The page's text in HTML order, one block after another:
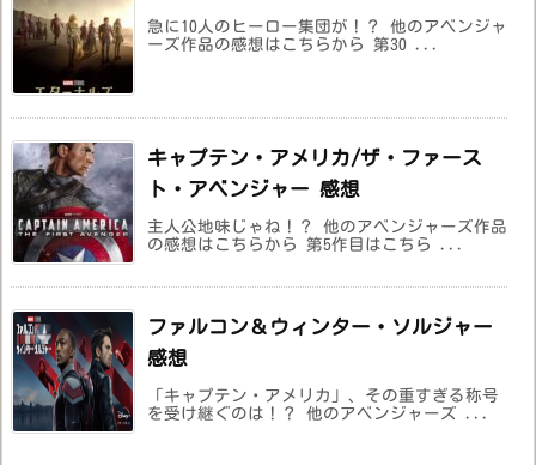
急に10人のヒーロー集団が！？ 他のアベンジャ
ーズ作品の感想はこちらから 第30 ...
キャプテン・アメリカ/ザ・ファース
ト・アベンジャー 感想
主人公地味じゃね！？ 他のアベンジャーズ作品
の感想はこちらから 第5作目はこちら ...
ファルコン＆ウィンター・ソルジャー
感想
「キャプテン・アメリカ」、その重すぎる称号
を受け継ぐのは！？ 他のアベンジャーズ ...